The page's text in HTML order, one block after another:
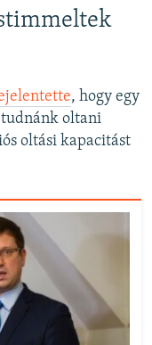
, hogy egy
oltani
oltási kapacitást